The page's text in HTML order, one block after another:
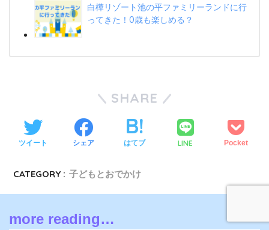
白樺リゾート池の平ファミリーランドに行
ってきた！0歳も楽しめる？
SHARE
ツイート シェア はてブ LINE Pocket
CATEGORY : 子どもとおでかけ
more reading…